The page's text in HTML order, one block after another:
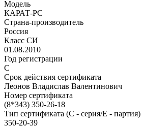
Модель
КАРАТ-РС
Страна-производитель
Россия
Класс СИ
01.08.2010
Год регистрации
С
Срок действия сертификата
Леонов Владислав Валентинович
Номер сертификата
(8*343) 350-26-18
Тип сертификата (C - серия/E - партия)
350-20-39